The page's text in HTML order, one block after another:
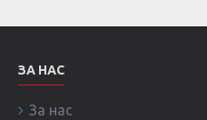
ЗА НАС
За нас